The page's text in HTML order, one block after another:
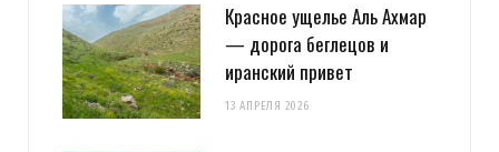
Красное ущелье Аль Ахмар
— дорога беглецов и
иранский привет
13 АПРЕЛЯ 2026